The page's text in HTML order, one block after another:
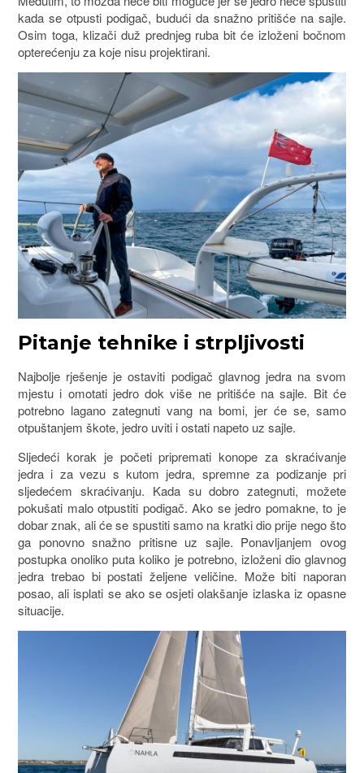
kada se otpusti podigač, budući da snažno pritišće na sajle.
Osim toga, klizači duž prednjeg ruba bit će izloženi bočnom
opterećenju za koje nisu projektirani.
Pitanje tehnike i strpljivosti
Najbolje rješenje je ostaviti podigač glavnog jedra na svom
mjestu i omotati jedro dok više ne pritišće na sajle. Bit će
potrebno lagano zategnuti vang na bomi, jer će se, samo
otpuštanjem škote, jedro uviti i ostati napeto uz sajle.
Sljedeći korak je početi pripremati konope za skraćivanje
jedra i za vezu s kutom jedra, spremne za podizanje pri
sljedećem skraćivanju. Kada su dobro zategnuti, možete
pokušati malo otpustiti podigač. Ako se jedro pomakne, to je
dobar znak, ali će se spustiti samo na kratki dio prije nego što
ga ponovno snažno pritisne uz sajle. Ponavljanjem ovog
postupka onoliko puta koliko je potrebno, izloženi dio glavnog
jedra trebao bi postati željene veličine. Može biti naporan
posao, ali isplati se ako se osjeti olakšanje izlaska iz opasne
situacije.